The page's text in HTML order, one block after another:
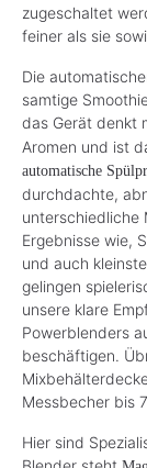
zugeschaltet
feiner als sie
Die
samtige
das Gerät denkt
Aromen und ist
automatische
durchdachte,
unterschiedliche
Ergebnisse wie,
und auch
gelingen
unsere klare
Powerblenders
beschäftigen.
Messbecher bis
Hier sind